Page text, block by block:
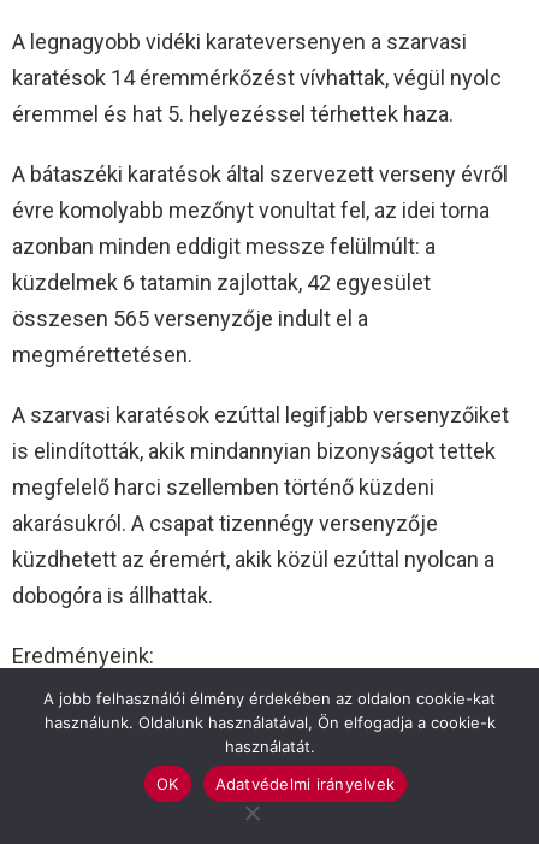
A legnagyobb vidéki karateversenyen a szarvasi
karatésok 14 éremmérkőzést vívhattak, végül nyolc
éremmel és hat 5. helyezéssel térhettek haza.
A bátaszéki karatésok által szervezett verseny évről
évre komolyabb mezőnyt vonultat fel, az idei torna
azonban minden eddigit messze felülmúlt: a
küzdelmek 6 tatamin zajlottak, 42 egyesület
összesen 565 versenyzője indult el a
megmérettetésen.
A szarvasi karatésok ezúttal legifjabb versenyzőiket
is elindították, akik mindannyian bizonyságot tettek
megfelelő harci szellemben történő küzdeni
akarásukról. A csapat tizennégy versenyzője
küzdhetett az éremért, akik közül ezúttal nyolcan a
dobogóra is állhattak.
Eredményeink:
Müller Péter UP 12-13kg 1.hely
Frankó Dániel felnőtt +76 2.hely
Borzi Balázs felnőtt -67kg 2.hely
Nagy Máté junior -61kg 3.hely
A jobb felhasználói élmény érdekében az oldalon cookie-kat
használunk. Oldalunk használatával, Ön elfogadja a cookie-k
használatát.
OK
Adatvédelmi irányelvek